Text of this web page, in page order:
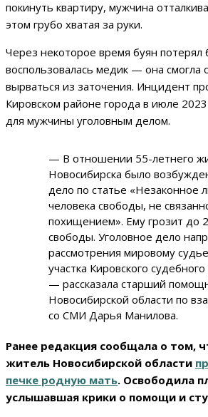
покинуть квартиру, мужчина
этом грубо хватая за руки.
Через некоторое время буян потерял
воспользовалась медик — она смогла
вырваться из заточения. Инцидент
Кировском районе города в июле
для мужчины уголовным делом.
— В отношении 55-летнего
Новосибирска было
дело по статье «Незаконное
человека свободы, не
похищением». Ему грозит до
свободы. Уголовное дело
рассмотрения мировому
участка Кировского
— рассказала старший
Новосибирской области по
со СМИ Дарья Манилова.
Ранее редакция сообщала о том,
житель Новосибирской области
печке родную мать. Освободила
услышавшая крики о помощи и